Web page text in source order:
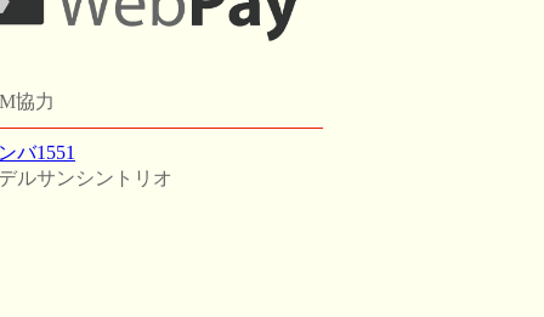
協力
バ1551
ルサンシントリオ